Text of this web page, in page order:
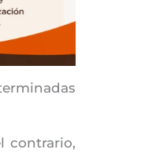
contrario,